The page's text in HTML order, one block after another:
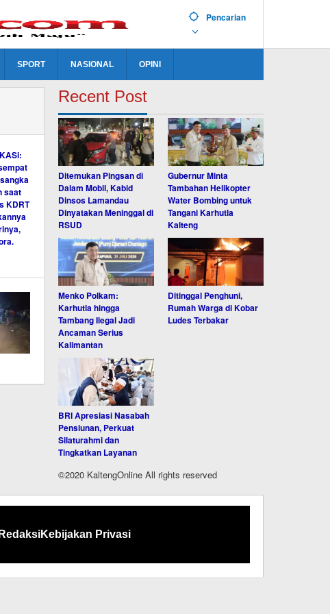
Pencarian
SPORT NASIONAL OPINI
Recent Post
Ditemukan Pingsan di
Dalam Mobil, Kabid
Dinsos Lamandau
Dinyatakan Meninggal di
RSUD
Gubernur Minta
Tambahan Helikopter
Water Bombing untuk
Tangani Karhutla
Kalteng
Menko Polkam:
Karhutla hingga
Tambang Ilegal Jadi
Ancaman Serius
Kalimantan
Ditinggal Penghuni,
Rumah Warga di Kobar
Ludes Terbakar
BRI Apresiasi Nasabah
Pensiunan, Perkuat
Silaturahmi dan
Tingkatkan Layanan
©2020 KaltengOnline All rights reserved
Kebijakan Privasi